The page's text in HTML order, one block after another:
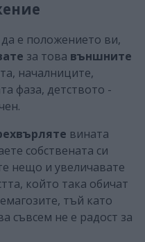
да е положението ви,
за това външните
началниците,
фаза, детството -
вината
собствената си
нещо и увеличавате
който така обичат
тъй като
съвсем не е радост за